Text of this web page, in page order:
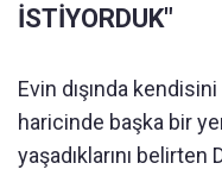
İSTİYORDUK"
Evin dışında
haricinde başka bir
yaşadıklarını